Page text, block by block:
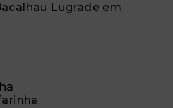
Lugrade em